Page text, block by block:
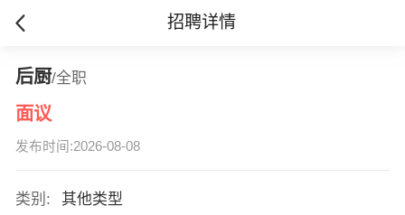
招聘详情
后厨/全职
面议
发布时间:2026-08-08
类别:
其他类型